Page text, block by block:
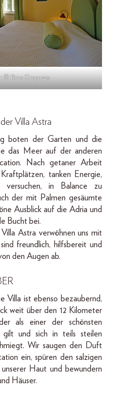
© Rino Gropuzzo
Villa Astra
boten der Garten und die
das Meer auf der anderen
Nach getaner Arbeit
tanken Energie,
versuchen, in Balance zu
der mit Palmen gesäumte
Ausblick auf die Adria und
Bucht bei.
Astra verwöhnen uns mit
freundlich, hilfsbereit und
den Augen ab.
Villa ist ebenso bezaubernd,
weit über den 12 Kilometer
als einer der schönsten
gilt und sich in teils steilen
Wir saugen den Duft
ein, spüren den salzigen
Haut und bewundern
Häuser.